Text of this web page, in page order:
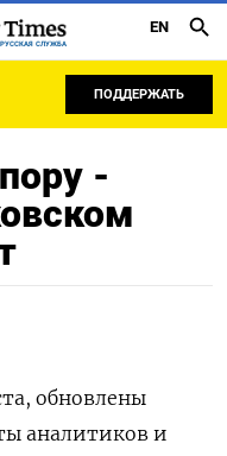
РУССКАЯ СЛУЖБА
EN
ПОДДЕРЖАТЬ
-
обновлены
аналитиков и